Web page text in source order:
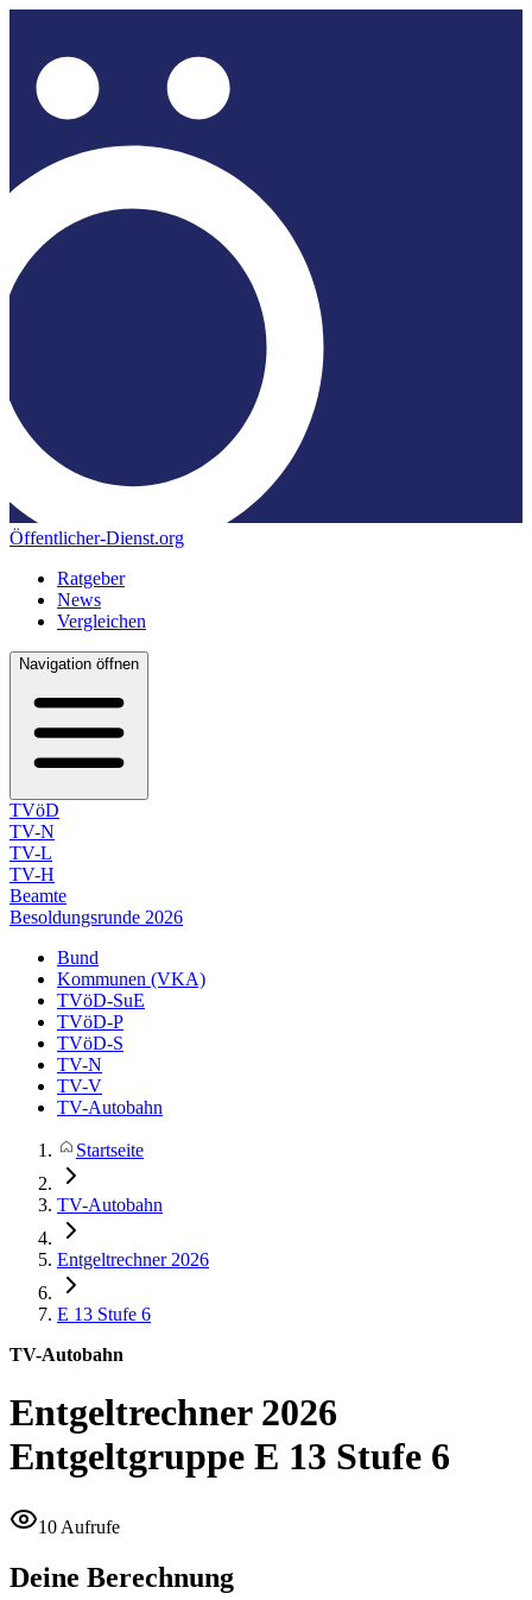
Öffentlicher-Dienst.org
Ratgeber
News
Vergleichen
Navigation öffnen
TVöD
TV-N
TV-L
TV-H
Beamte
Besoldungsrunde 2026
Bund
Kommunen (VKA)
TVöD-SuE
TVöD-P
TVöD-S
TV-N
TV-V
TV-Autobahn
Startseite
TV-Autobahn
Entgeltrechner 2026
E 13 Stufe 6
TV-Autobahn
Entgeltrechner 2026
Entgeltgruppe E 13 Stufe 6
10 Aufrufe
Deine Berechnung